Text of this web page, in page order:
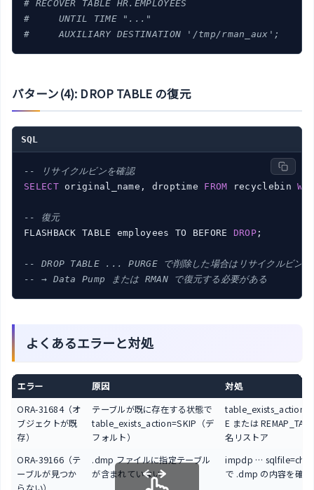
# RECOVER TABLE HR.EMPLOYEES
#     UNTIL TIME "..."
#     AUXILIARY DESTINATION '/tmp/rman_aux';
パターン(4): DROP TABLE の復元
SQL
-- リサイクルビンを確認
SELECT original_name, droptime FROM recyclebin
-- 復元
FLASHBACK TABLE employees TO BEFORE DROP ;
-- DROP TABLE ... PURGE で削除した場合はリサイクルビンに
-- → Data Pump または RMAN で復元する必要がある
よくあるエラーと対処
エラー 原因
対処
ORA-31684（オ
ブジェクトが既
存）
テーブルが既に存在する状態で
table_exists_action=SKIP（デ
フォルト）
E または
名リストア
ORA-39166（テ
ーブルが見つか
.dmp ファイルに指定テーブル
が含まれていない
impdp …
で .dmp の内容を確認